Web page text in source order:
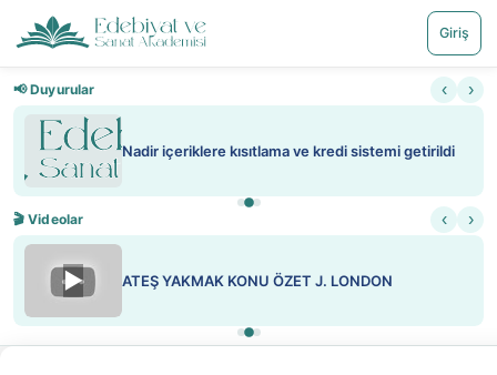
Giriş
📢 Duyurular ‹ ›
Nadir içeriklere kısıtlama ve kredi sistemi getirildi
🎬 Videolar ‹ ›
▶ ATEŞ YAKMAK KONU ÖZET J. LONDON